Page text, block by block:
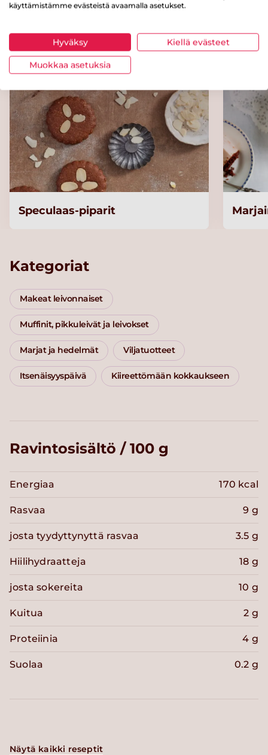
Kokeile myös näitä reseptejä
Speculaas-piparit
Kategoriat
Makeat leivonnaiset
Muffinit, pikkuleivät ja leivokset
Marjat ja hedelmät Viljatuotteet
Itsenäisyyspäivä Kiireettömään kokkaukseen
Ravintosisältö / 100 g
Energiaa 170 kcal
Rasvaa 9 g
josta tyydyttynyttä rasvaa 3.5 g
Hiilihydraatteja 18 g
josta sokereita 10 g
Kuitua 2 g
Proteiinia 4 g
Suolaa 0.2 g
Näytä kaikki reseptit
käyttämistämme evästeistä avaamalla asetukset.
Hyväksy Kiellä evästeet
Muokkaa asetuksia